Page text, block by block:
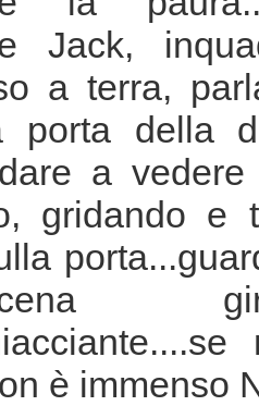
Jack,
a terra,
porta della
a
gridando e
è immenso